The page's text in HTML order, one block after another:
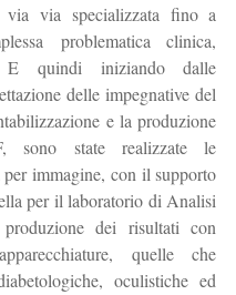
via via specializzata fino a
problematica clinica,
E quindi iniziando dalle
delle impegnative del
e la produzione
state realizzate le
immagine, con il supporto
per il laboratorio di Analisi
dei risultati con
quelle che
oculistiche ed